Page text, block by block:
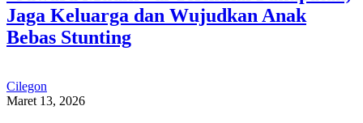
Jaga Keluarga dan Wujudkan Anak
Bebas Stunting
Cilegon
Maret 13, 2026